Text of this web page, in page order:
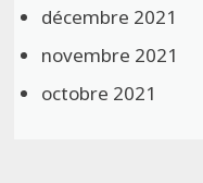
décembre 2021
novembre 2021
octobre 2021